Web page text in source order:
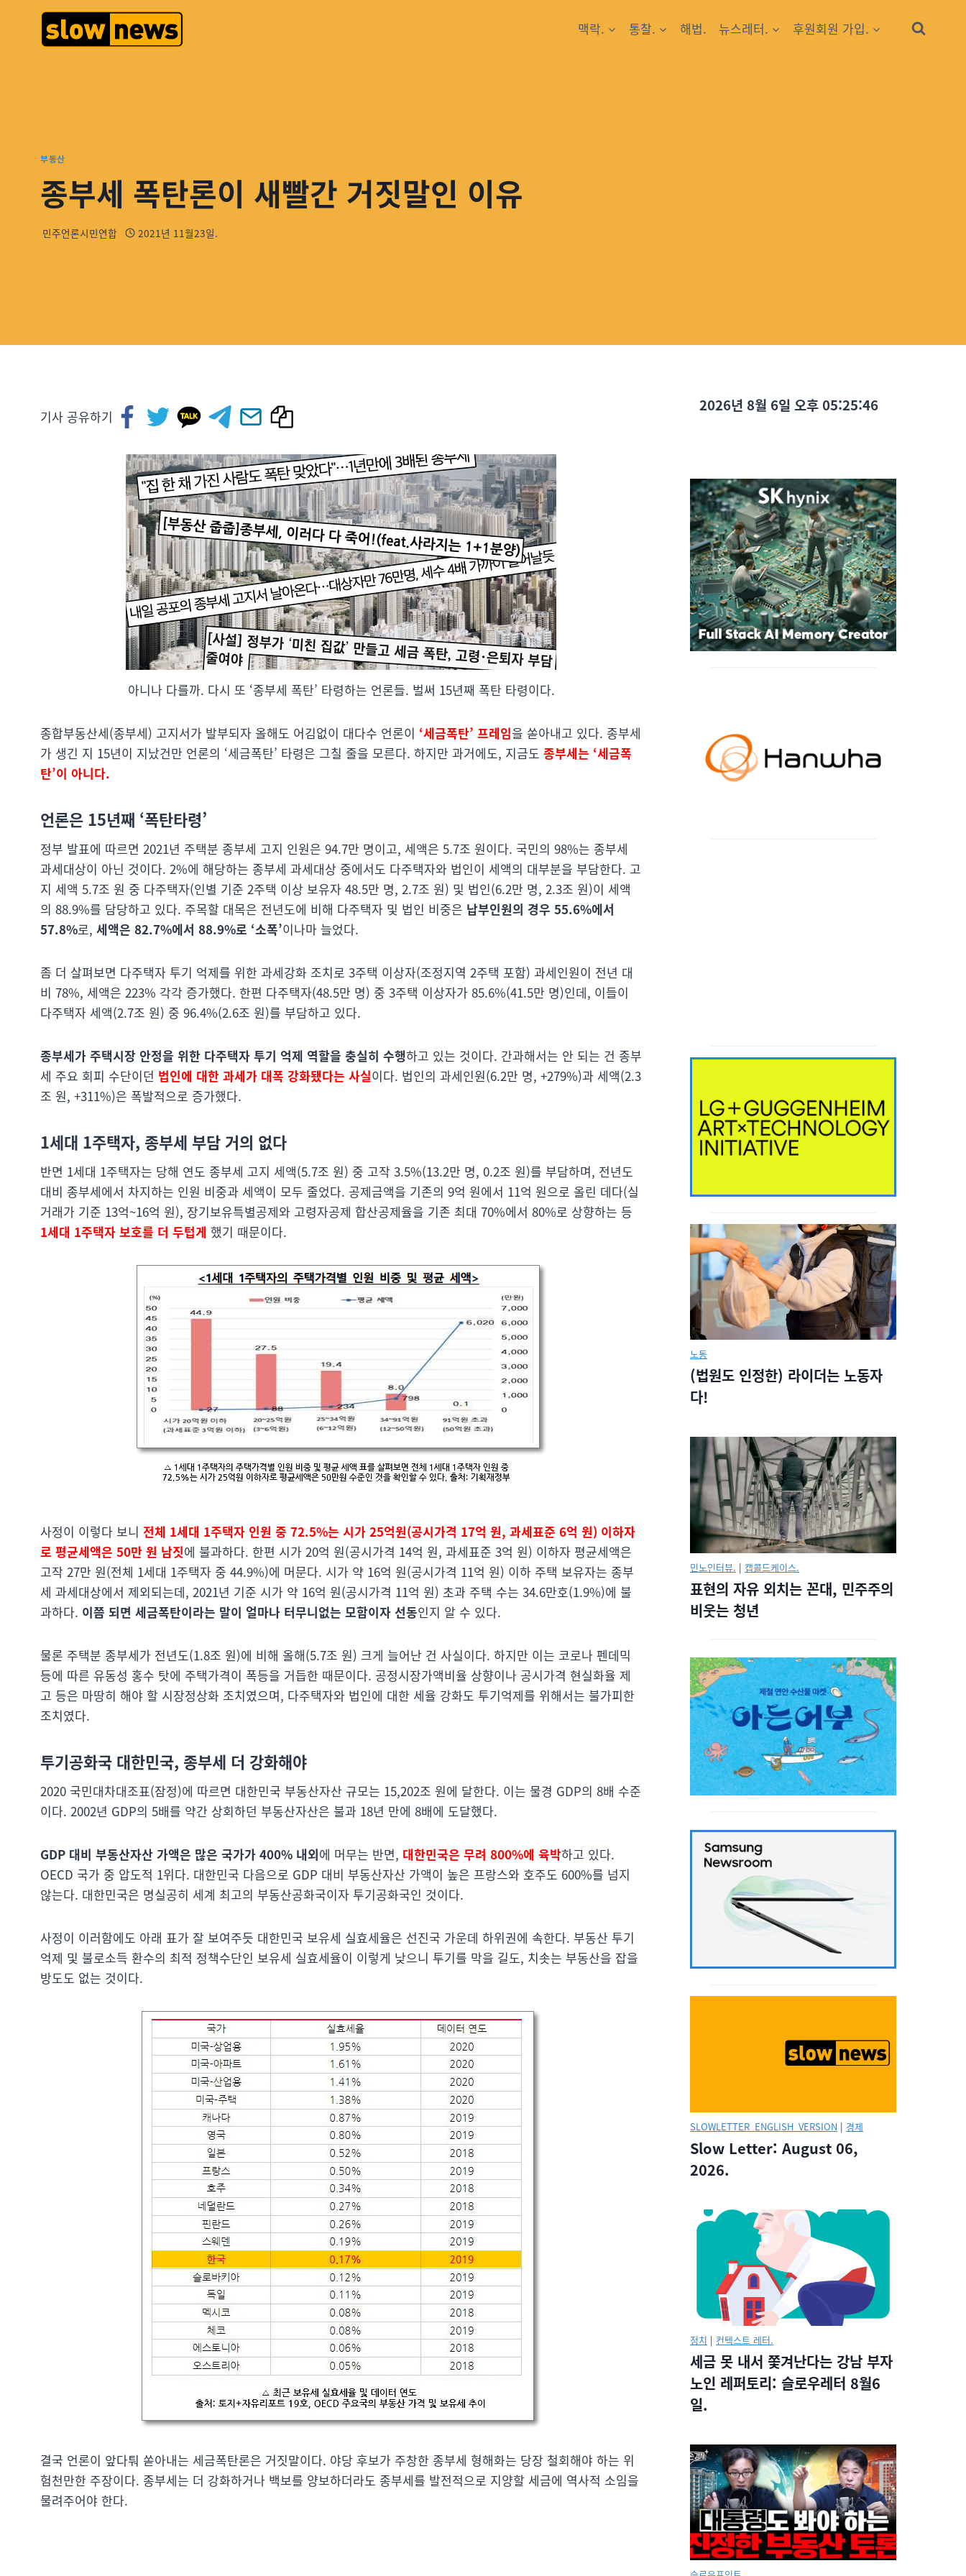
맥락. 통찰. 해법. 뉴스레터. 후원회원 가입.
부동산
종부세 폭탄론이 새빨간 거짓말인 이유
민주언론시민연합 2021년 11월23일.
기사 공유하기
아니나 다를까. 다시 또 ‘종부세 폭탄’ 타령하는 언론들. 벌써 15년째 폭탄 타령이다.
종합부동산세(종부세) 고지서가 발부되자 올해도 어김없이 대다수 언론이 ‘세금폭탄’ 프레임을 쏟아내고 있다. 종부세
가 생긴 지 15년이 지났건만 언론의 ‘세금폭탄’ 타령은 그칠 줄을 모른다. 하지만 과거에도, 지금도 종부세는 ‘세금폭
탄’이 아니다.
언론은 15년째 ‘폭탄타령’
정부 발표에 따르면 2021년 주택분 종부세 고지 인원은 94.7만 명이고, 세액은 5.7조 원이다. 국민의 98%는 종부세
과세대상이 아닌 것이다. 2%에 해당하는 종부세 과세대상 중에서도 다주택자와 법인이 세액의 대부분을 부담한다. 고
지 세액 5.7조 원 중 다주택자(인별 기준 2주택 이상 보유자 48.5만 명, 2.7조 원) 및 법인(6.2만 명, 2.3조 원)이 세액
의 88.9%를 담당하고 있다. 주목할 대목은 전년도에 비해 다주택자 및 법인 비중은 납부인원의 경우 55.6%에서
57.8%로, 세액은 82.7%에서 88.9%로 ‘소폭’이나마 늘었다.
좀 더 살펴보면 다주택자 투기 억제를 위한 과세강화 조치로 3주택 이상자(조정지역 2주택 포함) 과세인원이 전년 대
비 78%, 세액은 223% 각각 증가했다. 한편 다주택자(48.5만 명) 중 3주택 이상자가 85.6%(41.5만 명)인데, 이들이
다주택자 세액(2.7조 원) 중 96.4%(2.6조 원)를 부담하고 있다.
종부세가 주택시장 안정을 위한 다주택자 투기 억제 역할을 충실히 수행하고 있는 것이다. 간과해서는 안 되는 건 종부
세 주요 회피 수단이던 법인에 대한 과세가 대폭 강화됐다는 사실이다. 법인의 과세인원(6.2만 명, +279%)과 세액(2.3
조 원, +311%)은 폭발적으로 증가했다.
1세대 1주택자, 종부세 부담 거의 없다
반면 1세대 1주택자는 당해 연도 종부세 고지 세액(5.7조 원) 중 고작 3.5%(13.2만 명, 0.2조 원)를 부담하며, 전년도
대비 종부세에서 차지하는 인원 비중과 세액이 모두 줄었다. 공제금액을 기존의 9억 원에서 11억 원으로 올린 데다(실
거래가 기준 13억~16억 원), 장기보유특별공제와 고령자공제 합산공제율을 기존 최대 70%에서 80%로 상향하는 등
1세대 1주택자 보호를 더 두텁게 했기 때문이다.
사정이 이렇다 보니 전체 1세대 1주택자 인원 중 72.5%는 시가 25억원(공시가격 17억 원, 과세표준 6억 원) 이하자
로 평균세액은 50만 원 남짓에 불과하다. 한편 시가 20억 원(공시가격 14억 원, 과세표준 3억 원) 이하자 평균세액은
고작 27만 원(전체 1세대 1주택자 중 44.9%)에 머문다. 시가 약 16억 원(공시가격 11억 원) 이하 주택 보유자는 종부
세 과세대상에서 제외되는데, 2021년 기준 시가 약 16억 원(공시가격 11억 원) 초과 주택 수는 34.6만호(1.9%)에 불
과하다. 이쯤 되면 세금폭탄이라는 말이 얼마나 터무니없는 모함이자 선동인지 알 수 있다.
물론 주택분 종부세가 전년도(1.8조 원)에 비해 올해(5.7조 원) 크게 늘어난 건 사실이다. 하지만 이는 코로나 펜데믹
등에 따른 유동성 홍수 탓에 주택가격이 폭등을 거듭한 때문이다. 공정시장가액비율 상향이나 공시가격 현실화율 제
고 등은 마땅히 해야 할 시장정상화 조치였으며, 다주택자와 법인에 대한 세율 강화도 투기억제를 위해서는 불가피한
조치였다.
투기공화국 대한민국, 종부세 더 강화해야
2020 국민대차대조표(잠정)에 따르면 대한민국 부동산자산 규모는 15,202조 원에 달한다. 이는 물경 GDP의 8배 수준
이다. 2002년 GDP의 5배를 약간 상회하던 부동산자산은 불과 18년 만에 8배에 도달했다.
GDP 대비 부동산자산 가액은 많은 국가가 400% 내외에 머무는 반면, 대한민국은 무려 800%에 육박하고 있다.
OECD 국가 중 압도적 1위다. 대한민국 다음으로 GDP 대비 부동산자산 가액이 높은 프랑스와 호주도 600%를 넘지
않는다. 대한민국은 명실공히 세계 최고의 부동산공화국이자 투기공화국인 것이다.
사정이 이러함에도 아래 표가 잘 보여주듯 대한민국 보유세 실효세율은 선진국 가운데 하위권에 속한다. 부동산 투기
억제 및 불로소득 환수의 최적 정책수단인 보유세 실효세율이 이렇게 낮으니 투기를 막을 길도, 치솟는 부동산을 잡을
방도도 없는 것이다.
결국 언론이 앞다퉈 쏟아내는 세금폭탄론은 거짓말이다. 야당 후보가 주창한 종부세 형해화는 당장 철회해야 하는 위
험천만한 주장이다. 종부세는 더 강화하거나 백보를 양보하더라도 종부세를 발전적으로 지양할 세금에 역사적 소임을
물려주어야 한다.
2026년 8월 6일 오후 05:25:47
노동
(법원도 인정한) 라이더는 노동자
다!
민노인터뷰. | 캡콜드케이스.
표현의 자유 외치는 꼰대, 민주주의
비웃는 청년
SLOWLETTER_ENGLISH_VERSION | 경제
Slow Letter: August 06,
2026.
정치 | 컨텍스트 레터.
세금 못 내서 쫓겨난다는 강남 부자
노인 레퍼토리: 슬로우레터 8월6
일.